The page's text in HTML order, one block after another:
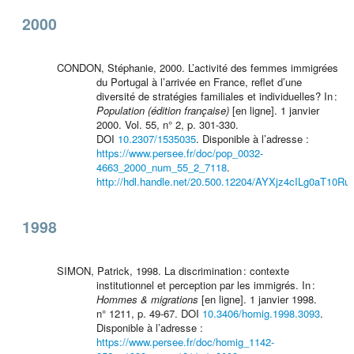
2000
CONDON, Stéphanie, 2000. L’activité des femmes immigrées
du Portugal à l’arrivée en France, reflet d’une
diversité de stratégies familiales et individuelles? In :
Population (édition française) [en ligne]. 1 janvier
2000. Vol. 55, n° 2, p. 301‑330.
DOI 10.2307/1535035. Disponible à l’adresse :
https://www.persee.fr/doc/pop_0032-
4663_2000_num_55_2_7118.
http://hdl.handle.net/20.500.12204/
1998
SIMON, Patrick, 1998. La discrimination : contexte
institutionnel et perception par les immigrés. In :
Hommes & migrations [en ligne]. 1 janvier 1998.
n° 1211, p. 49‑67. DOI 10.3406/homig.1998.3093.
Disponible à l’adresse :
https://www.persee.fr/doc/homig_1142-